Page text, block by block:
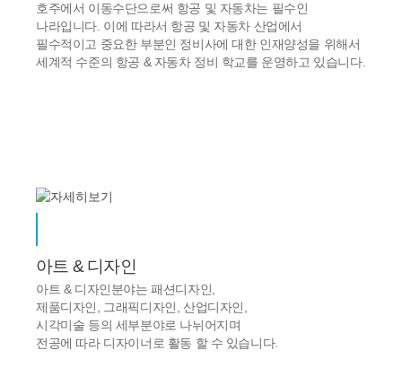
호주에서 이동수단으로써 항공 및 자동차는 필수인
나라입니다. 이에 따라서 항공 및 자동차 산업에서
필수적이고 중요한 부분인 정비사에 대한 인재양성을 위해서
세계적 수준의 항공 & 자동차 정비 학교를 운영하고 있습니다.
아트 & 디자인
아트 & 디자인분야는 패션디자인,
제품디자인, 그래픽디자인, 산업디자인,
시각미술 등의 세부분야로 나뉘어지며
전공에 따라 디자이너로 활동 할 수 있습니다.